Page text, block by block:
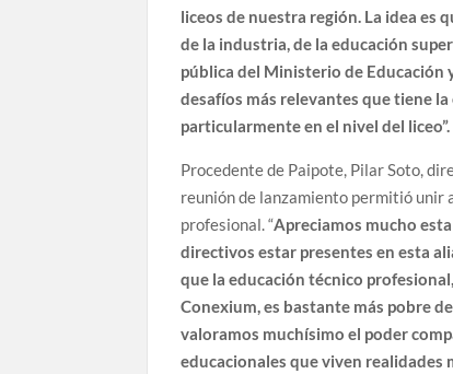
liceos de nuestra región. La idea es
de la industria, de la educación
pública del Ministerio de Educación
desafíos más relevantes que tiene
particularmente en el nivel del liceo”.
Procedente de Paipote, Pilar Soto,
reunión de lanzamiento permitió unir
profesional. “Apreciamos mucho
directivos estar presentes en esta
que la educación técnico
Conexium, es bastante más pobre
valoramos muchísimo el poder
educacionales que viven realidades